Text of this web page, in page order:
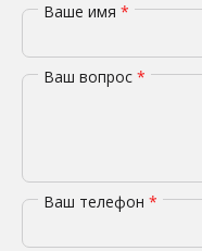
Ваше имя *
Ваш вопрос *
Ваш телефон *